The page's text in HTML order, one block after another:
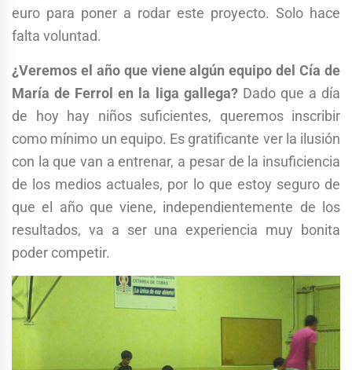
euro para poner a rodar este proyecto. Solo hace
falta voluntad.
¿Veremos el año que viene algún equipo del Cía de
María de Ferrol en la liga gallega?Dado que a día
de hoy hay niños suficientes, queremos inscribir
como mínimo un equipo. Es gratificante ver la ilusión
con la que van a entrenar, a pesar de la insuficiencia
de los medios actuales, por lo que estoy seguro de
que el año que viene, independientemente de los
resultados, va a ser una experiencia muy bonita
poder competir.